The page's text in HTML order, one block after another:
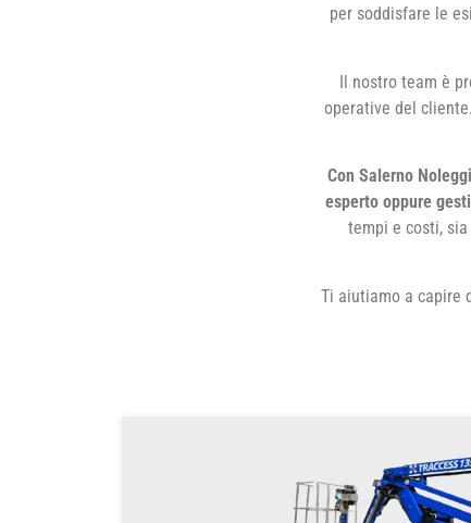
per soddisfare le
Il nostro team è
operative del
Con Salerno
esperto oppure
tempi e costi,
Ti aiutiamo a capire